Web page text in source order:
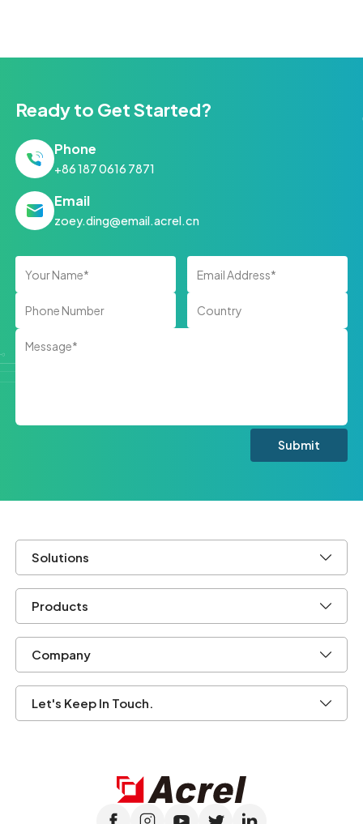
Ready to Get Started?
Phone
+86 187 0616 7871
Email
zoey.ding@email.acrel.cn
Solutions
Products
Company
Let's Keep In Touch.